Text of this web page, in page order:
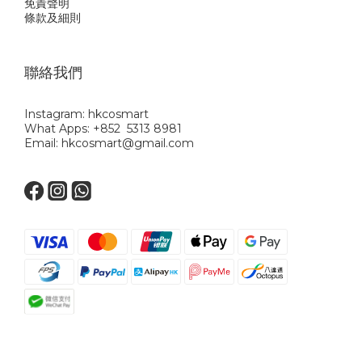
免責聲明
條款及細則
聯絡我們
Instagram: hkcosmart
What Apps: +852 5313 8981
Email: hkcosmart@gmail.com